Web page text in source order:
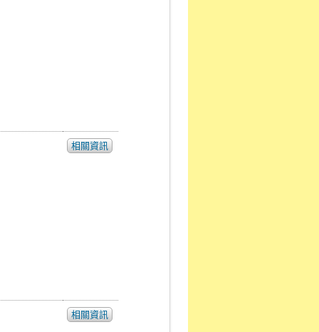
相關資訊
相關資訊